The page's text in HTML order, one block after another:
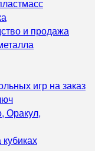
и продажа
игр на заказ
Оракул,